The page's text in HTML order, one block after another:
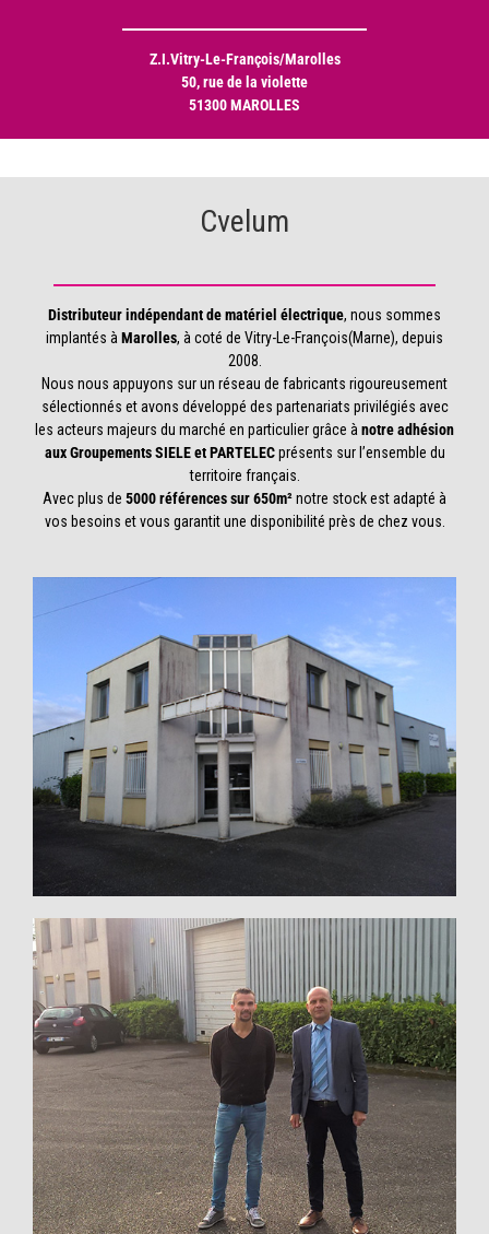
Z.I.Vitry-Le-François/Marolles
50, rue de la violette
51300 MAROLLES
Cvelum
Distributeur indépendant de matériel électrique, nous sommes
implantés àMarolles, à coté de Vitry-Le-François(Marne), depuis
2008.
Nous nous appuyons sur un réseau de fabricants rigoureusement
sélectionnés et avons développé des partenariats privilégiés avec
les acteurs majeurs du marché en particulier grâce ànotre adhésion
aux Groupements SIELE et PARTELECprésents sur l’ensemble du
territoire français.
Avec plus de 5000 références sur 650m²notre stock est adapté à
vos besoins et vous garantit une disponibilité près de chez vous.